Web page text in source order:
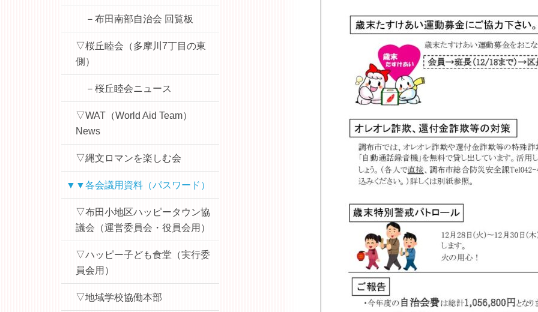
－布田南部自治会 回覧板
▽桜丘睦会（多摩川7丁目の東
側）
－桜丘睦会ニュース
▽WAT（World Aid Team）
News
▽縄文ロマンを楽しむ会
▼▼各会議用資料（パスワード）
▽布田小地区ハッピータウン協
議会（運営委員会・役員会用）
▽ハッピー子ども食堂（実行委
員会用）
▽地域学校協働本部